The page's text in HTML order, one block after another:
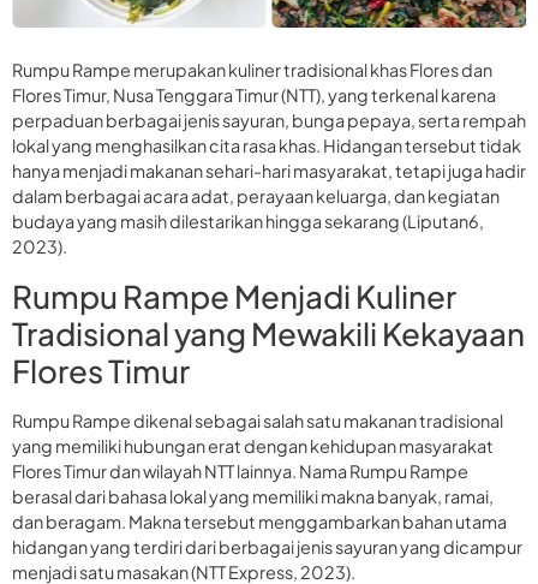
Rumpu Rampe merupakan kuliner tradisional khas Flores dan
Flores Timur, Nusa Tenggara Timur (NTT), yang terkenal karena
perpaduan berbagai jenis sayuran, bunga pepaya, serta rempah
lokal yang menghasilkan cita rasa khas. Hidangan tersebut tidak
hanya menjadi makanan sehari-hari masyarakat, tetapi juga hadir
dalam berbagai acara adat, perayaan keluarga, dan kegiatan
budaya yang masih dilestarikan hingga sekarang (Liputan6,
2023).
Rumpu Rampe Menjadi Kuliner
Tradisional yang Mewakili Kekayaan
Flores Timur
Rumpu Rampe dikenal sebagai salah satu makanan tradisional
yang memiliki hubungan erat dengan kehidupan masyarakat
Flores Timur dan wilayah NTT lainnya. Nama Rumpu Rampe
berasal dari bahasa lokal yang memiliki makna banyak, ramai,
dan beragam. Makna tersebut menggambarkan bahan utama
hidangan yang terdiri dari berbagai jenis sayuran yang dicampur
menjadi satu masakan (NTT Express, 2023).